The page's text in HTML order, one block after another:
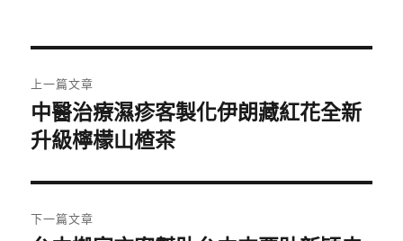
章
導
覽
上一篇文章
上
一
文
章:
中醫治療濕疹客製化伊朗藏紅花全新
升級檸檬山楂茶
下一篇文章